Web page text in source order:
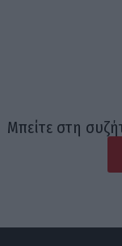
Μπείτε στη